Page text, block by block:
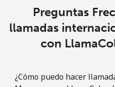
Preguntas
llamadas
con
¿Cómo puedo hacer